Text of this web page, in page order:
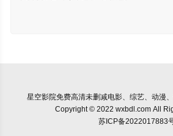
星空影院免费高清未删减电影、综艺、动漫
Copyright © 2022 wxbdl.com All
苏ICP备2022017883